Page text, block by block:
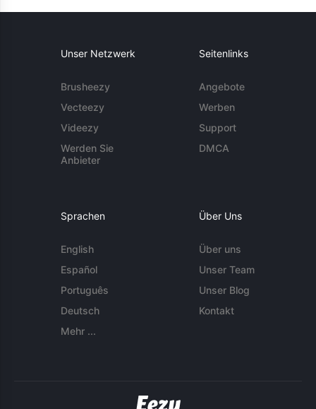
Unser Netzwerk
Brusheezy
Vecteezy
Videezy
Werden Sie
Anbieter
Seitenlinks
Angebote
Werben
Support
DMCA
Sprachen
English
Español
Português
Deutsch
Mehr ...
Über Uns
Über uns
Unser Team
Unser Blog
Kontakt